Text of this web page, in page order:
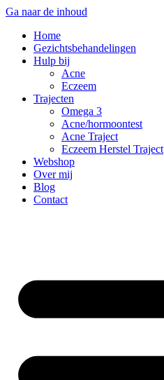
Ga naar de inhoud
Home
Gezichtsbehandelingen
Hulp bij
Acne
Eczeem
Trajecten
Omega 3
Acne/hormoontest
Acne Traject
Eczeem Herstel Traject
Webshop
Over mij
Blog
Contact